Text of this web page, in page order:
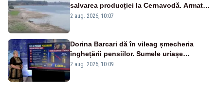
salvarea producției la Cernavodă. Armata
va detona o stâncă și va devia apa
2 aug. 2026, 10:07
Dorina Barcari dă în vileag șmecheria
înghețării pensiilor. Sumele uriașe
pierdute de fiecare român
2 aug. 2026, 10:09